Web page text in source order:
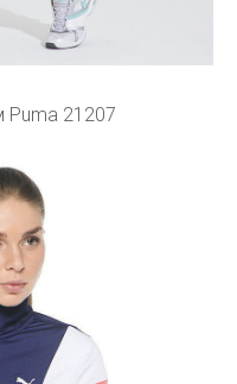
Puma 21207